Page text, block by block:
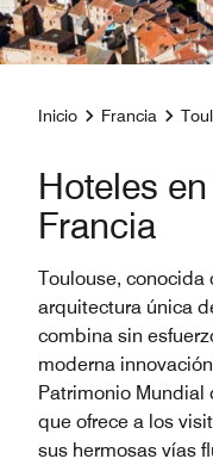
Inicio Francia
Hoteles
Francia
Toulouse, conocida
arquitectura única
combina sin
moderna
Patrimonio Mundial
que ofrece a los
sus hermosas vías